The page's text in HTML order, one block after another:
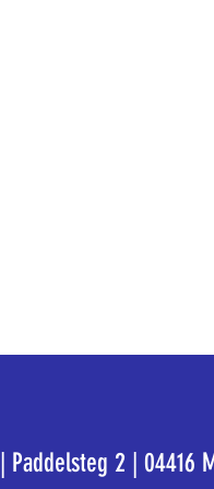
| Paddelsteg 2 | 04416